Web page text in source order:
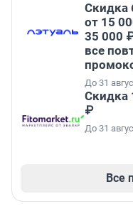
Скидка
от 15
35 000
все
До 31
Скидка
₽
До 31
Все